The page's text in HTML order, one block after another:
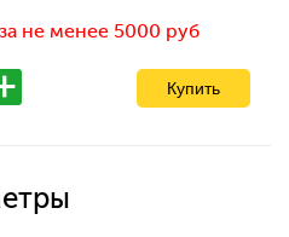
не менее 5000 руб